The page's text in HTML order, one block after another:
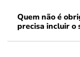
Quem não é
precisa incluir o